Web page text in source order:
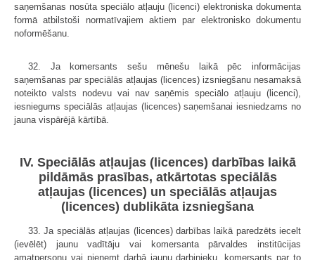
saņemšanas nosūta speciālo atļauju (licenci) elektroniska dokumenta
formā atbilstoši normatīvajiem aktiem par elektronisko dokumentu
noformēšanu.
32. Ja komersants sešu mēnešu laikā pēc informācijas
saņemšanas par speciālās atļaujas (licences) izsniegšanu nesamaksā
noteikto valsts nodevu vai nav saņēmis speciālo atļauju (licenci),
iesniegums speciālās atļaujas (licences) saņemšanai iesniedzams no
jauna vispārējā kārtībā.
IV. Speciālās atļaujas (licences) darbības laikā
pildāmās prasības, atkārtotas speciālās
atļaujas (licences) un speciālās atļaujas
(licences) dublikāta izsniegšana
33. Ja speciālās atļaujas (licences) darbības laikā paredzēts iecelt
(ievēlēt) jaunu vadītāju vai komersanta pārvaldes institūcijas
amatpersonu vai pieņemt darbā jaunu darbinieku, komersants par to